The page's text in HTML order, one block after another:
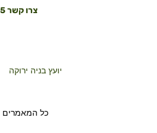
צרו קשר
יועץ בניה ירוקה
כל המאמרים